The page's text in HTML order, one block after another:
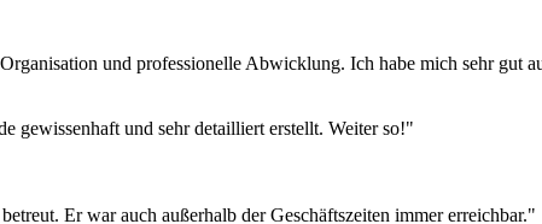
und professionelle Abwicklung. Ich habe mich sehr gut
gewissenhaft und sehr detailliert erstellt. Weiter so!"
Er war auch außerhalb der Geschäftszeiten immer erreichbar."